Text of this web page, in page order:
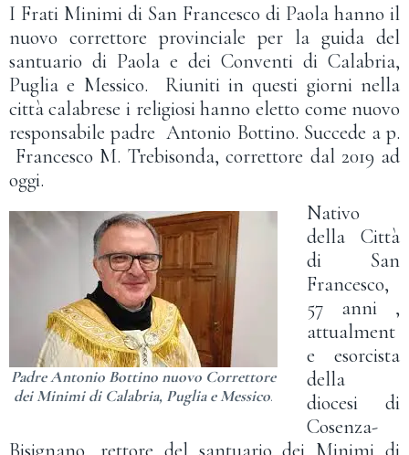
I Frati Minimi di San Francesco di Paola hanno il
nuovo correttore provinciale per la guida del
santuario di Paola e dei Conventi di Calabria,
Puglia e Messico. Riuniti in questi giorni nella
città calabrese i religiosi hanno eletto come nuovo
responsabile padre Antonio Bottino. Succede a p.
Francesco M. Trebisonda, correttore dal 2019 ad
oggi.
Padre Antonio Bottino nuovo Correttore
dei Minimi di Calabria, Puglia e Messico.
Nativo
della Città
di San
Francesco,
57 anni ,
attualment
e esorcista
della
diocesi di
Cosenza-